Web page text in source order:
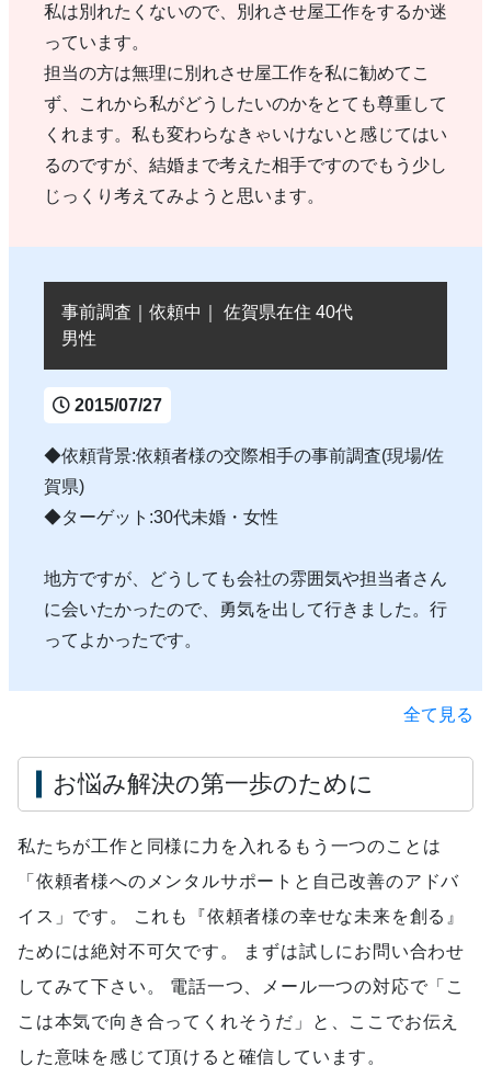
私は別れたくないので、別れさせ屋工作をするか迷
っています。
担当の方は無理に別れさせ屋工作を私に勧めてこ
ず、これから私がどうしたいのかをとても尊重して
くれます。私も変わらなきゃいけないと感じてはい
るのですが、結婚まで考えた相手ですのでもう少し
じっくり考えてみようと思います。
事前調査｜依頼中｜ 佐賀県在住 40代
男性
2015/07/27
◆依頼背景:依頼者様の交際相手の事前調査(現場/佐
賀県)
◆ターゲット:30代未婚・女性
地方ですが、どうしても会社の雰囲気や担当者さん
に会いたかったので、勇気を出して行きました。行
ってよかったです。
全て見る
お悩み解決の第一歩のために
私たちが工作と同様に力を入れるもう一つのことは
「依頼者様へのメンタルサポートと自己改善のアドバ
イス」です。 これも『依頼者様の幸せな未来を創る』
ためには絶対不可欠です。 まずは試しにお問い合わせ
してみて下さい。 電話一つ、メール一つの対応で「こ
こは本気で向き合ってくれそうだ」と、ここでお伝え
した意味を感じて頂けると確信しています。